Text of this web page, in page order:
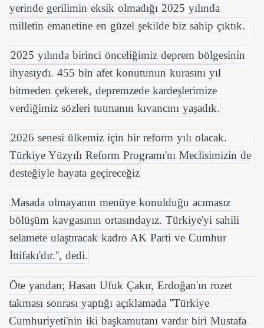
yerinde gerilimin eksik olmadığı 2025 yılında
milletin emanetine en güzel şekilde biz sahip çıktık.
2025 yılında birinci önceliğimiz deprem bölgesinin
ihyasıydı. 455 bin afet konutunun kurasını yıl
bitmeden çekerek, depremzede kardeşlerimize
verdiğimiz sözleri tutmanın kıvancını yaşadık.
2026 senesi ülkemiz için bir reform yılı olacak.
Türkiye Yüzyılı Reform Programı'nı Meclisimizin de
desteğiyle hayata geçireceğiz
Masada olmayanın menüye konulduğu acımasız
bölüşüm kavgasının ortasındayız. Türkiye'yi sahili
selamete ulaştıracak kadro AK Parti ve Cumhur
İttifakı'dır.'', dedi.
Öte yandan; Hasan Ufuk Çakır, Erdoğan'ın rozet
takması sonrası yaptığı açıklamada ''Türkiye
Cumhuriyeti'nin iki başkamutanı vardır biri Mustafa